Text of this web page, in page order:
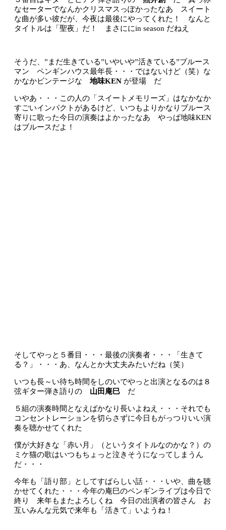
なセーターでなんかクリスマスっぽかったなあ スイート
な曲が多い彼だが、今夜は最後にやってくれた！ なんと
タイトルは「聖夜」だ！ まさににin season だねえ
そうだ、”まだ生きている”いやいや”活きている”ブルース
マン ペンギンハウス最年長・・・ではないけど（笑）な
かなかビンテージな地味KEN が登場 だ
いやあ・・・この人の「スイートメモリーズ」はなかなか
すごいインパクトがあるけど、いつもよりかなりブルース
寄りに歌った今日の演奏はよかったなあ やっぱ地味KEN
はブルースだよ！
そしてやっと５番目・・・最後の演奏者・・・「生きて
る？」・・・あ、なんとか大丈夫みたいだね（笑）
いつも長～い待ち時間をしのいでやっと出演となるのは８
弦ギター弾き語りの 山田庵巳 だ
５組の演奏時間となえばかなり長いよねえ・・・それでも
コンセントレーションを切らさずに今日もがっつりいい演
奏を聴かせてくれた
僕が大好きな「赤い月」（というタイトルなのかな？）の
ミケ猫の歌はいつもちょっと泣きそうになってしまうん
だ・・・
今年も「語り部」としてすばらしい話・・・いや、曲を聴
かせてくれた・・・今年の庵巳のペンギンライブは今日で
終り 来年もまたよろしくね 今日の出演者の皆さん お
互いみんな元気で来年も「活きて」いようね！